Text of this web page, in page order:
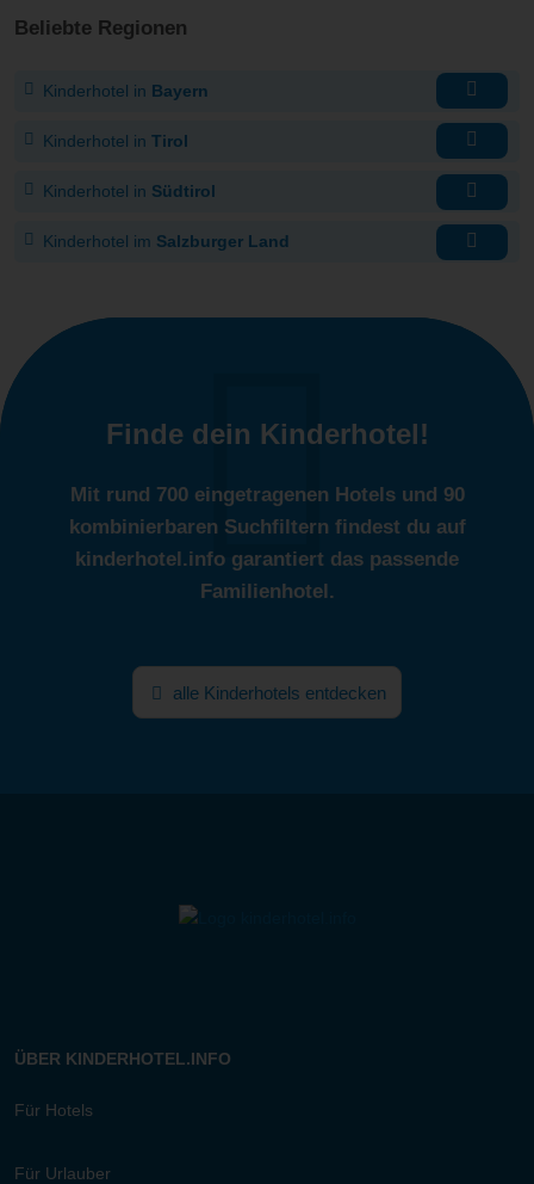
Beliebte Regionen
Kinderhotel in Bayern
Kinderhotel in Tirol
Kinderhotel in Südtirol
Kinderhotel im Salzburger Land
Finde dein Kinderhotel!
Mit rund 700 eingetragenen Hotels und 90
kombinierbaren Suchfiltern findest du auf
kinderhotel.info garantiert das passende
Familienhotel.
alle Kinderhotels entdecken
ÜBER KINDERHOTEL.INFO
Für Hotels
Für Urlauber